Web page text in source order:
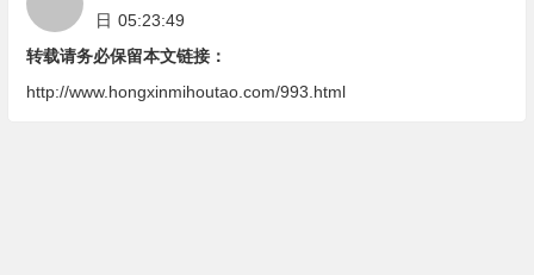
日 05:23:49
转载请务必保留本文链接：
http://www.hongxinmihoutao.com/993.html